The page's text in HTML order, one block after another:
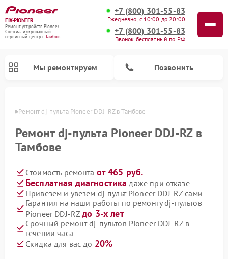
FIX-PIONEER
Ремонт устройств Pioneer
Специализированный
cервисный центр г.Тамбов
+7 (800) 301-55-83
Ежедневно, с 10:00 до 20:00
+7 (800) 301-55-83
Звонок бесплатный по РФ
Мы ремонтируем Позвонить
Ремонт dj-пульта Pioneer DDJ-RZ в Тамбове
Ремонт dj-пульта Pioneer DDJ-RZ в
Тамбове
Стоимость ремонта от 465 руб.
Бесплатная диагностика даже при отказе
Привезем и увезем dj-пульт Pioneer DDJ-RZ сами
Гарантия на наши работы по ремонту dj-пультов
Pioneer DDJ-RZдо 3-х лет
Срочный ремонт dj-пультов Pioneer DDJ-RZ в
течении часа
Скидка для вас до 20%